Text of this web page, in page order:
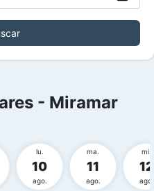
- Miramar
lu.
10
ago.
ma.
11
ago.
mi.
12
ago.